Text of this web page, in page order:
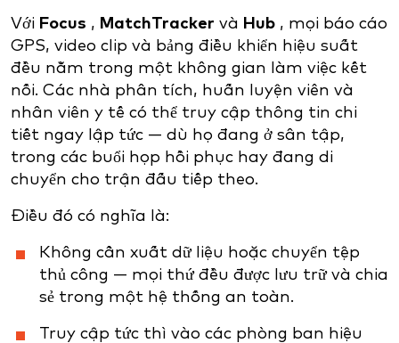
Với Focus , MatchTracker và Hub , mọi báo cáo
GPS, video clip và bảng điều khiển hiệu suất
đều nằm trong một không gian làm việc kết
nối. Các nhà phân tích, huấn luyện viên và
nhân viên y tế có thể truy cập thông tin chi
tiết ngay lập tức — dù họ đang ở sân tập,
trong các buổi họp hồi phục hay đang di
chuyển cho trận đấu tiếp theo.
Điều đó có nghĩa là:
Không cần xuất dữ liệu hoặc chuyển tệp
thủ công — mọi thứ đều được lưu trữ và chia
sẻ trong một hệ thống an toàn.
Truy cập tức thì vào các phòng ban hiệu